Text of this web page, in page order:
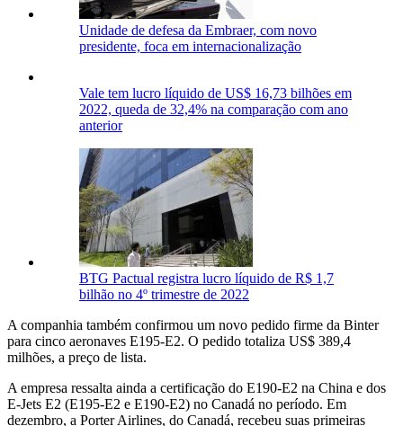
Unidade de defesa da Embraer, com novo
presidente, foca em internacionalização
Vale tem lucro líquido de US$ 16,73 bilhões em
2022, queda de 32,4% na comparação com ano
anterior
BTG Pactual registra lucro líquido de R$ 1,7
bilhão no 4º trimestre de 2022
A companhia também confirmou um novo pedido firme da Binter
para cinco aeronaves E195-E2. O pedido totaliza US$ 389,4
milhões, a preço de lista.
A empresa ressalta ainda a certificação do E190-E2 na China e dos
E-Jets E2 (E195-E2 e E190-E2) no Canadá no período. Em
dezembro, a Porter Airlines, do Canadá, recebeu suas primeiras